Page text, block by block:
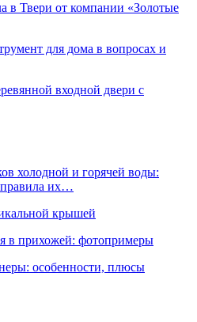
в Твери от компании «Золотые
для дома в вопросах и
входной двери с
холодной и горячей воды:
их…
крышей
в прихожей: фотопримеры
особенности, плюсы